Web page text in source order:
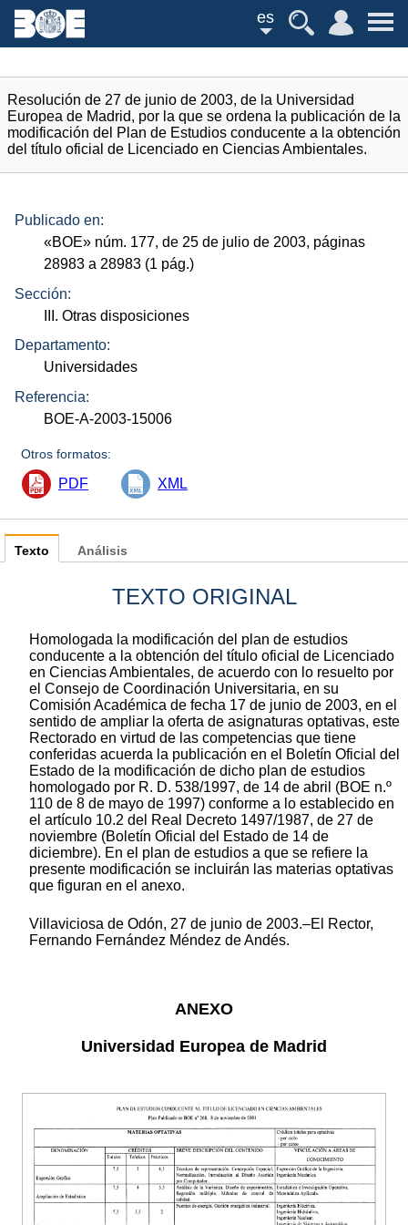
es
Resolución de 27 de junio de 2003, de la Universidad
Europea de Madrid, por la que se ordena la publicación de la
modificación del Plan de Estudios conducente a la obtención
del título oficial de Licenciado en Ciencias Ambientales.
Publicado en:
«BOE» núm. 177, de 25 de julio de 2003, páginas
28983 a 28983 (1 pág.)
Sección:
III. Otras disposiciones
Departamento:
Universidades
Referencia:
BOE-A-2003-15006
Otros formatos:
PDF XML
Texto
TEXTO ORIGINAL
Homologada la modificación del plan de estudios
conducente a la obtención del título oficial de Licenciado
en Ciencias Ambientales, de acuerdo con lo resuelto por
el Consejo de Coordinación Universitaria, en su
Comisión Académica de fecha 17 de junio de 2003, en el
sentido de ampliar la oferta de asignaturas optativas, este
Rectorado en virtud de las competencias que tiene
conferidas acuerda la publicación en el Boletín Oficial del
Estado de la modificación de dicho plan de estudios
homologado por R. D. 538/1997, de 14 de abril (BOE n.º
110 de 8 de mayo de 1997) conforme a lo establecido en
el artículo 10.2 del Real Decreto 1497/1987, de 27 de
noviembre (Boletín Oficial del Estado de 14 de
diciembre). En el plan de estudios a que se refiere la
presente modificación se incluirán las materias optativas
que figuran en el anexo.
Villaviciosa de Odón, 27 de junio de 2003.–El Rector,
Fernando Fernández Méndez de Andés.
ANEXO
Universidad Europea de Madrid
Análisis